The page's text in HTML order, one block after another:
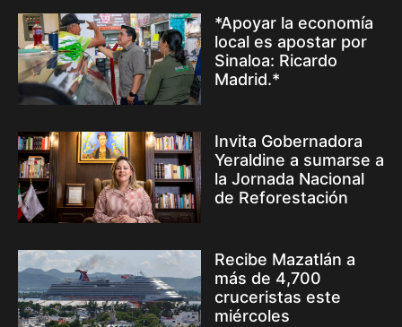
*Apoyar la economía
local es apostar por
Sinaloa: Ricardo
Madrid.*
Invita Gobernadora
Yeraldine a sumarse a
la Jornada Nacional
de Reforestación
Recibe Mazatlán a
más de 4,700
cruceristas este
miércoles